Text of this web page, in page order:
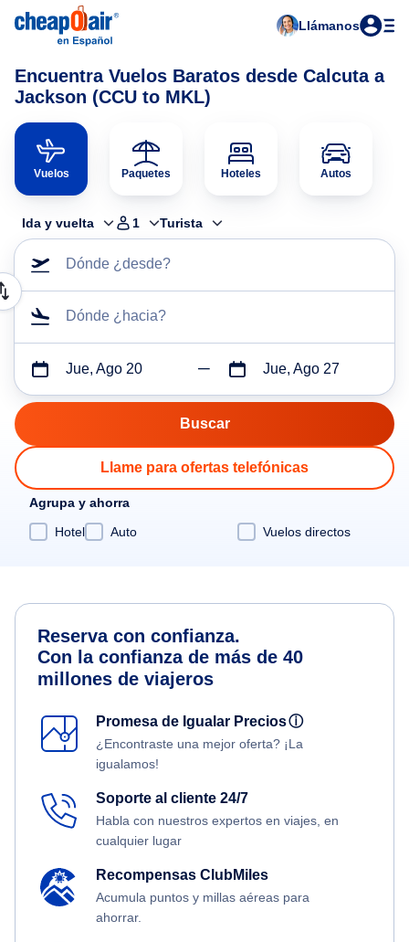
Llámanos
Encuentra Vuelos Baratos desde Calcuta a
Jackson (CCU to MKL)
Vuelos Paquetes Hoteles Autos
Ida y vuelta 1 Turista
Dónde ¿desde?
Dónde ¿hacia?
Jue, Ago 20 Jue, Ago 27
Llame para ofertas telefónicas
Agrupa y ahorra
Hotel
Auto Vuelos directos
Reserva con confianza.
Con la confianza de más de 40
millones de viajeros
Promesa de Igualar Preciosⓘ
¿Encontraste una mejor oferta? ¡La
igualamos!
Soporte al cliente 24/7
Habla con nuestros expertos en viajes, en
cualquier lugar
Recompensas ClubMiles
Acumula puntos y millas aéreas para
ahorrar.